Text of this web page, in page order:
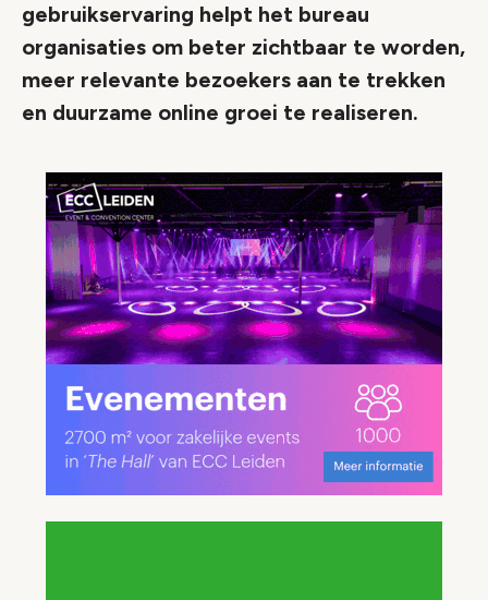
gebruikservaring helpt het bureau
organisaties om beter zichtbaar te worden,
meer relevante bezoekers aan te trekken
en duurzame online groei te realiseren.